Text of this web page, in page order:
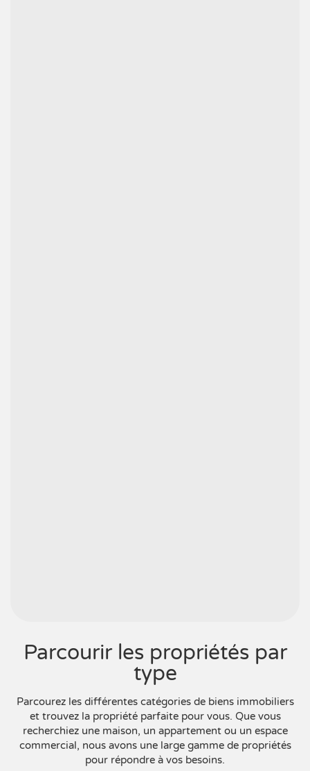
Parcourir les propriétés par
type
Parcourez les différentes catégories de biens immobiliers
et trouvez la propriété parfaite pour vous. Que vous
recherchiez une maison, un appartement ou un espace
commercial, nous avons une large gamme de propriétés
pour répondre à vos besoins.